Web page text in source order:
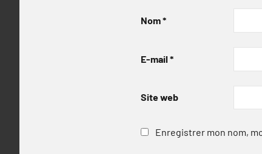
Nom*
E-mail *
Site web
Enregistrer mon nom,